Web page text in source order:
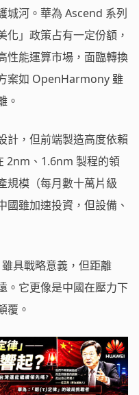
城河。華為 Ascend 系列
」政策占有一定份額，
性能運算市場，面臨轉換
案如 OpenHarmony 雖
。
計，但前端製造高度依賴
2nm、1.6nm 製程的領
規模（每月數十萬片級
國雖加速投資，但設備、
具戰略意義，但距離
。它更像是中國在壓力下
覆。